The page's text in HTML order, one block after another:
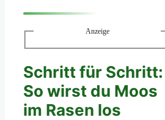
Anzeige
Schritt für Schritt:
So wirst du Moos
im Rasen los